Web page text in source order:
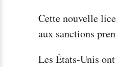
Cette nouvelle
aux sanctions
Les États-Unis